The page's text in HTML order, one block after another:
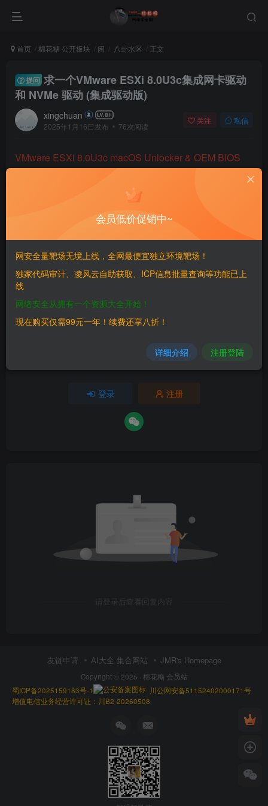
首页 棉花糖 公开板块 闲 八卦水区 正文
提问 求一个VMware ESXi 8.0U3c集成网卡驱动
和 NVMe 驱动 (集成驱动版)
xingchuan
2025年1月16日发布 76次阅读
关注 私信
VMware ESXi 8.0U3c macOS Unlocker & OEM BIOS
SYStem INside | 软件与技术分享
登录 注册
请登录后查看回复内容
友链申请 AI大全 集合网站 JMR's Homepage
Copyright © 2025 · 棉花糖 会员站
蜀ICP备2025159183号-1
川公网安备51152402000171号
增值电信业务经营许可证：川B2-20260508
会员低价促销中~
网安全量靶场无境上线，全网最便宜独立环境靶场！
独家代码审计、凌风云自助获取、ICP信息批量查询等功能已上
线
网络安全从拥有一个资源大全开始！
现在购买仅需99元一年！续费还享八折！
详细介绍 注册登陆